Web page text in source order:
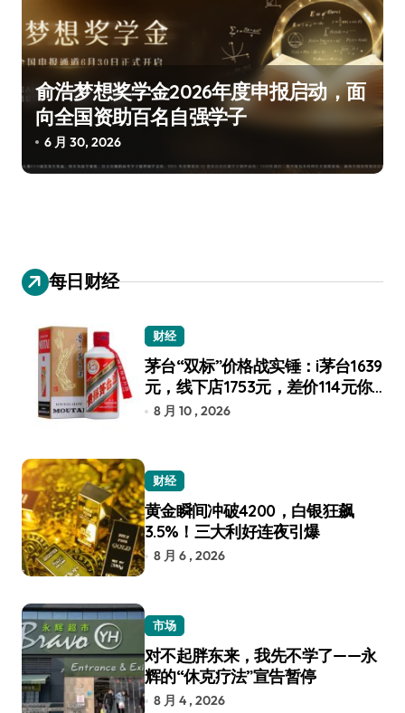
俞浩梦想奖学金2026年度申报启动，面
向全国资助百名自强学子
6 月 30, 2026
每日财经
财经
茅台“双标”价格战实锤：i茅台1639
元，线下店1753元，差价114元你
选谁？
8 月 10 , 2026
财经
黄金瞬间冲破4200，白银狂飙
3.5%！三大利好连夜引爆
8 月 6 , 2026
市场
对不起胖东来，我先不学了——永
辉的“休克疗法”宣告暂停
8 月 4 , 2026